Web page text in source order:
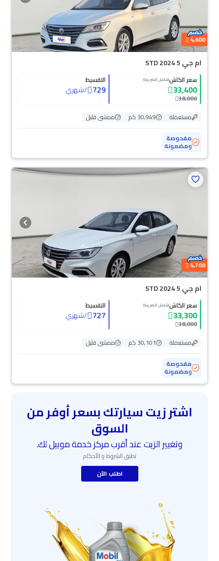
4,600
ام جي 5 STD 2024
سعر الكاش(شامل الضريبة)
33,400
38,000
التقسيط
729
/شهري
مستعملة 30,949 كم
ممشى قليل
مفحوصة
ومضمونة
4,700
ام جي 5 STD 2024
سعر الكاش(شامل الضريبة)
33,300
38,000
التقسيط
727
/شهري
مستعملة 30,101 كم
ممشى قليل
مفحوصة
ومضمونة
اشتر زيت سيارتك بسعر أوفر من
السوق
وتغيير الزيت عند أقرب مركز خدمة موبيل لك.
تطبق الشروط و الأحكام
اطلب الآن